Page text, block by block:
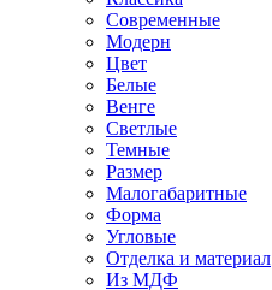
Современные
Модерн
Цвет
Белые
Венге
Светлые
Темные
Размер
Малогабаритные
Форма
Угловые
Отделка и материал
Из МДФ